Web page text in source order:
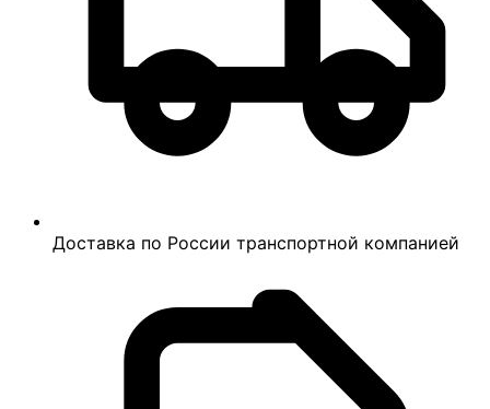
Доставка по России транспортной компанией